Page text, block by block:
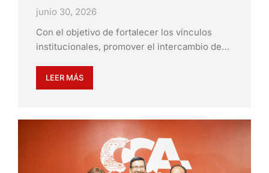
junio 30, 2026
Con el objetivo de fortalecer los vínculos
institucionales, promover el intercambio de…
LEER MÁS